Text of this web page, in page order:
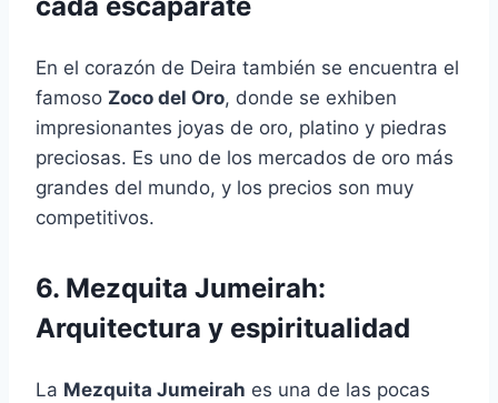
En el corazón de Deira también se encuentra el
famoso Zoco del Oro, donde se exhiben
impresionantes joyas de oro, platino y piedras
preciosas. Es uno de los mercados de oro más
grandes del mundo, y los precios son muy
competitivos.
6. Mezquita Jumeirah:
Arquitectura y espiritualidad
La Mezquita Jumeirah es una de las pocas